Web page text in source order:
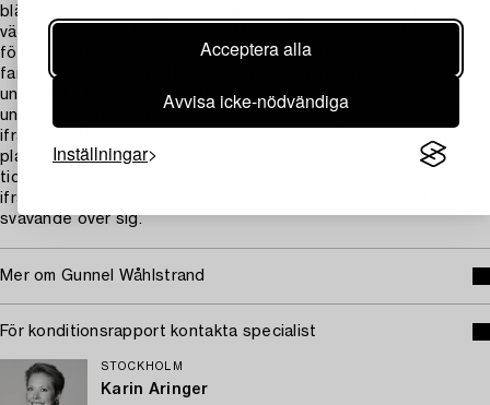
Acceptera alla
Avvisa icke-nödvändiga
Inställningar
bläddra igenom familjens fotoalbum öppnades dörrar till den
värld där hennes far hade ingått. Detta tidiga porträtt
föreställer dock en okänd ung pojke, jämngammal med hennes
far. Vi får känslan av att hon velat komma in under huden,
undersöka hans blick och få veta vad som rör sig därinne i hans
unga huvud. Detta totala fokus på pojkens ansikte skiljer sig
ifrån de målningar som hon senare skapat eftersom hon där
placerat sina figurer i en kontext genom att även skildra de
tidstypiska miljöerna. Här har hans person dock lösgjort sig
ifrån det förflutna och det mjuka ansiktet har fått något tidlöst
svävande över sig.
Mer om Gunnel Wåhlstrand
För konditionsrapport kontakta specialist
STOCKHOLM
Karin Aringer